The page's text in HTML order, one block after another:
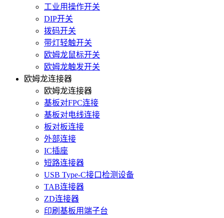
工业用操作开关
DIP开关
拨码开关
带灯轻触开关
欧姆龙鼠标开关
欧姆龙触发开关
欧姆龙连接器
欧姆龙连接器
基板对FPC连接
基板对电线连接
板对板连接
外部连接
IC插座
短路连接器
USB Type-C接口检测设备
TAB连接器
ZD连接器
印刷基板用端子台